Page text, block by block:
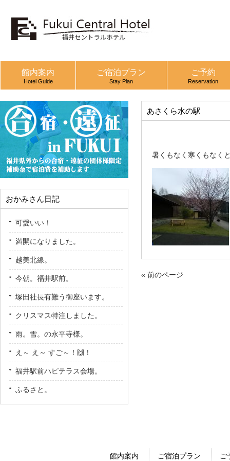
館内案内
Hotel Guide
ご宿泊プラン
Stay Plan
ご予約
Reservation
あさくら水の駅
暑くもなく寒くもなく
« 前のページ
おかみさん日記
可愛いい！
満開になりました。
越美北線。
今朝。福井駅前。
塚田社長有難う御座います。
クリスマス特注しました。
雨。雪。の永平寺様。
え～ え～ すご～！🙌！
福井駅前ハピテラス会場。
ふるさと。
館内案内 ご宿泊プラン ご